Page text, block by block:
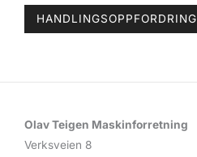
HANDLINGSOPPFORDRING
Olav Teigen Maskinforretning
Verksveien 8